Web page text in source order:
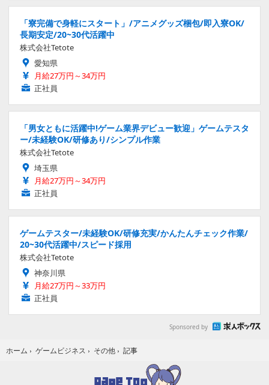
「寮完備で身軽にスタート」/アニメグッズ梱包/即入寮OK/
長期安定/20~30代活躍中
株式会社Tetote
愛知県
月給27万円～34万円
正社員
「男女ともに活躍中!ゲーム業界デビュー歓迎」ゲームテスタ
ー/未経験OK/研修あり/シンプル作業
株式会社Tetote
埼玉県
月給27万円～34万円
正社員
ゲームテスター/未経験OK/研修充実/かんたんチェック作業/
20~30代活躍中/スピード採用
株式会社Tetote
神奈川県
月給27万円～33万円
正社員
Sponsored by
ホーム › ゲームビジネス › その他 › 記事